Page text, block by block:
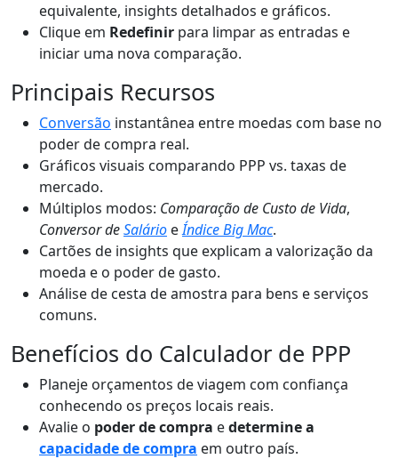
equivalente, insights detalhados e gráficos.
Clique em Redefinir para limpar as entradas e
iniciar uma nova comparação.
Principais Recursos
Conversão instantânea entre moedas com base no
poder de compra real.
Gráficos visuais comparando PPP vs. taxas de
mercado.
Múltiplos modos: Comparação de Custo de Vida,
Conversor deSalário eÍndice Big Mac.
Cartões de insights que explicam a valorização da
moeda e o poder de gasto.
Análise de cesta de amostra para bens e serviços
comuns.
Benefícios do Calculador de PPP
Planeje orçamentos de viagem com confiança
conhecendo os preços locais reais.
Avalie o poder de compra edetermine a
capacidade de compra em outro país.